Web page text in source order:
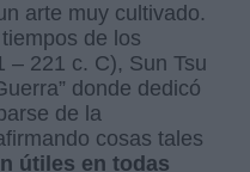
arte muy cultivado.
de los
– 221 c. C), Sun Tsu
donde dedicó
de la
cosas tales
útiles en todas